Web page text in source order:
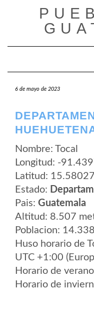
6 de mayo de 2023
Nombre: Tocal
Longitud: -
Latitud:
Estado:
Pais: Guatemala
Altitud: 8.507
Poblacion: 14.338
Huso horario de
UTC +1:00
Horario de
Horario de